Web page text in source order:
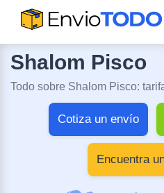
Shalom Pisco
Todo sobre Shalom Pisco:
Cotiza un envío
Encuentra